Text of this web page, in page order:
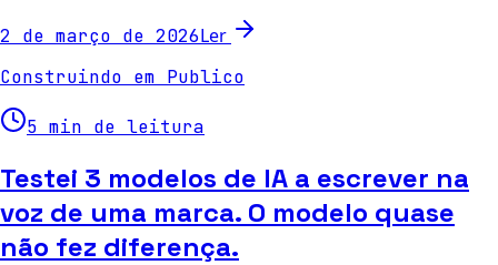
2 de março de 2026Ler
Construindo em Publico
5 min de leitura
Testei 3 modelos de IA a escrever na
voz de uma marca. O modelo quase
não fez diferença.